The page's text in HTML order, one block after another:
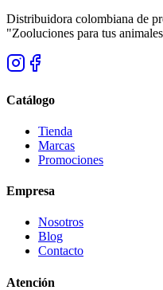
Distribuidora colombiana de
"Zooluciones para tus
Catálogo
Tienda
Marcas
Promociones
Empresa
Nosotros
Blog
Contacto
Atención